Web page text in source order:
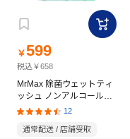
￥599
税込￥658
MrMax 除菌ウェットティ
ッシュ ノンアルコールタ
イプ 60枚×8個パック
12
通常配送 / 店舗受取